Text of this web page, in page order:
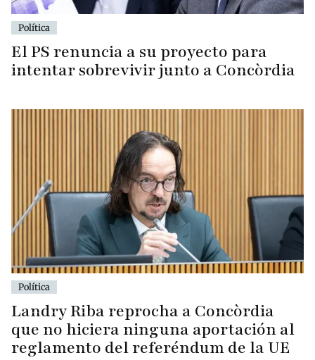
Política
El PS renuncia a su proyecto para
intentar sobrevivir junto a Concòrdia
Política
Landry Riba reprocha a Concòrdia
que no hiciera ninguna aportación al
reglamento del referéndum de la UE